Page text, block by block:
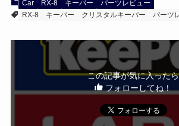
Car RX-8 キーパー
パーツレビュー
RX-8
キーパー クリスタルキーパー パーツ
この記事が気に入ったら
フォローしてね！